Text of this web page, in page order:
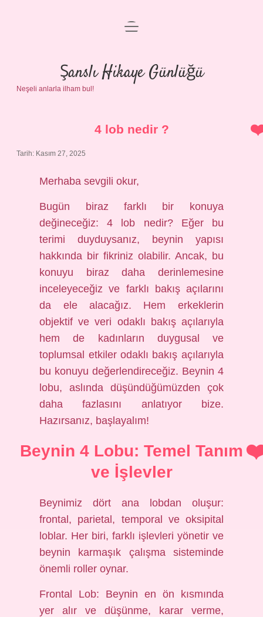
Anasayfa
Gizlilik Politikası
menüyü
Şanslı Hikaye Günlüğü
Neşeli anlarla ilham bul!
4 lob nedir ?
Tarih: Kasım 27, 2025
Merhaba sevgili okur,
Bugün biraz farklı bir konuya
değineceğiz: 4 lob nedir? Eğer bu
terimi duyduysanız, beynin yapısı
hakkında bir fikriniz olabilir. Ancak, bu
konuyu biraz daha derinlemesine
inceleyeceğiz ve farklı bakış açılarını
da ele alacağız. Hem erkeklerin
objektif ve veri odaklı bakış açılarıyla
hem de kadınların duygusal ve
toplumsal etkiler odaklı bakış açılarıyla
bu konuyu değerlendireceğiz. Beynin 4
lobu, aslında düşündüğümüzden çok
daha fazlasını anlatıyor bize.
Hazırsanız, başlayalım!
Beynin 4 Lobu: Temel Tanım
ve İşlevler
Beynimiz dört ana lobdan oluşur:
frontal, parietal, temporal ve oksipital
loblar. Her biri, farklı işlevleri yönetir ve
beynin karmaşık çalışma sisteminde
önemli roller oynar.
Frontal Lob: Beynin en ön kısmında
yer alır ve düşünme, karar verme,